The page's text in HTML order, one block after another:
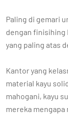
Paling di gemari
dengan finisihing
yang paling atas
Kantor yang
material kayu
mahogani, kayu
mereka